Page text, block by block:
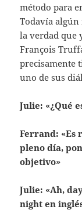
método para
Todavía
la verdad que
François
precisamente
uno de sus
Julie: «¿Qué
Ferrand: «Es
pleno día,
objetivo»
Julie: «Ah,
night en